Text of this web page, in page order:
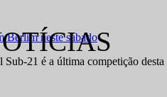
Berlim neste sábado
21 é a última competição